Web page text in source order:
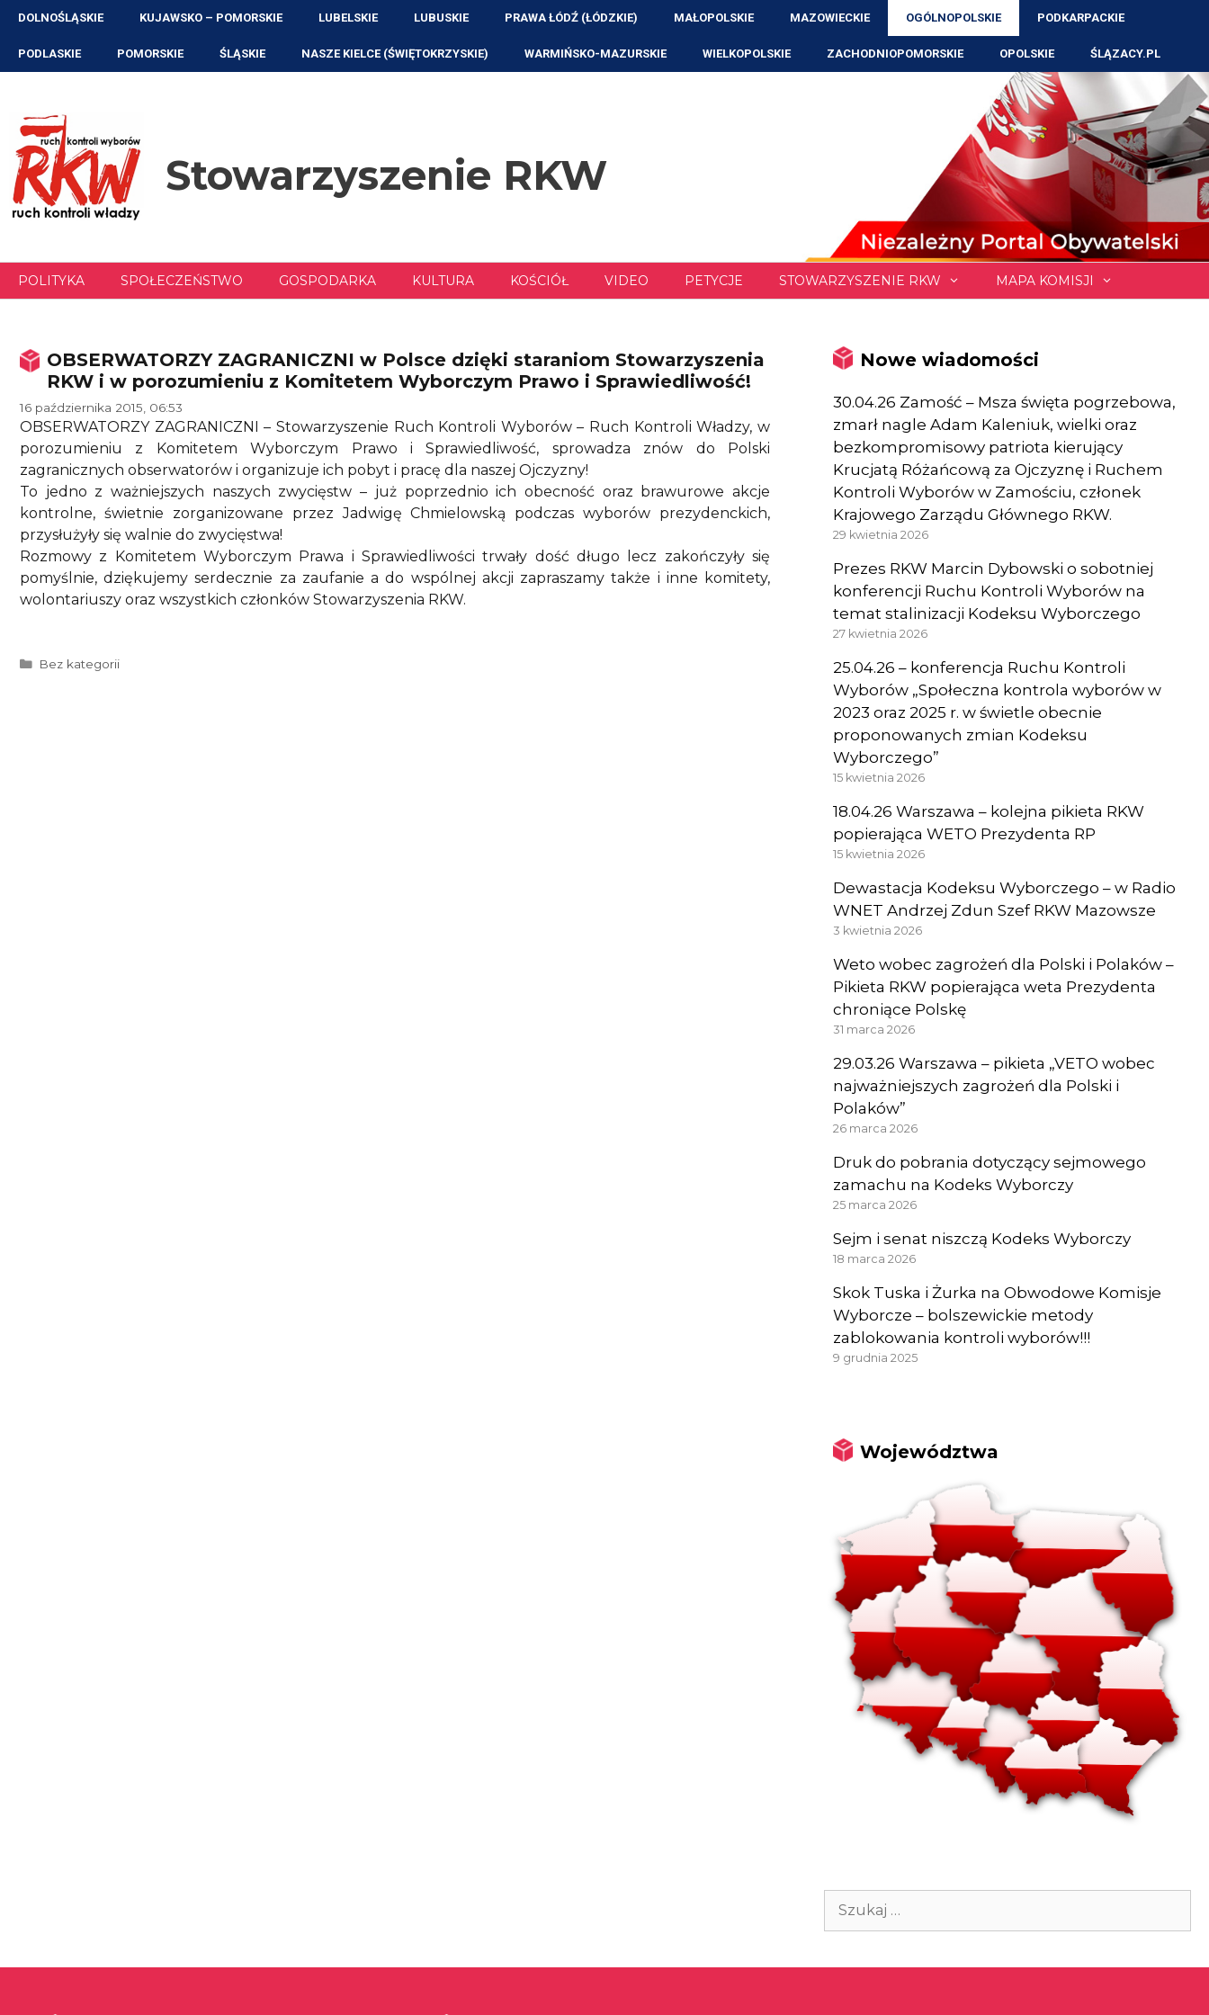
Przejdź
treści
DOLNOŚLĄSKIE KUJAWSKO – POMORSKIE LUBELSKIE LUBUSKIE PRAWA ŁÓDŹ (ŁÓDZKIE) MAŁOPOLSKIE MAZOWIECKIE OGÓLNOPOLSKIE PODKARPACKIE
PODLASKIE POMORSKIE ŚLĄSKIE NASZE KIELCE (ŚWIĘTOKRZYSKIE) WARMIŃSKO-MAZURSKIE WIELKOPOLSKIE ZACHODNIOPOMORSKIE OPOLSKIE ŚLĄZACY.PL
Stowarzyszenie RKW
POLITYKA SPOŁECZEŃSTWO GOSPODARKA KULTURA KOŚCIÓŁ VIDEO PETYCJE STOWARZYSZENIE RKW MAPA KOMISJI
OBSERWATORZY ZAGRANICZNI w Polsce dzięki staraniom Stowarzyszenia
RKW i w porozumieniu z Komitetem Wyborczym Prawo i Sprawiedliwość!
16 października 2015, 06:53
OBSERWATORZY ZAGRANICZNI – Stowarzyszenie Ruch Kontroli Wyborów – Ruch Kontroli Władzy, w
porozumieniu z Komitetem Wyborczym Prawo i Sprawiedliwość, sprowadza znów do Polski
zagranicznych obserwatorów i organizuje ich pobyt i pracę dla naszej Ojczyzny!
To jedno z ważniejszych naszych zwycięstw – już poprzednio ich obecność oraz brawurowe akcje
kontrolne, świetnie zorganizowane przez Jadwigę Chmielowską podczas wyborów prezydenckich,
przysłużyły się walnie do zwycięstwa!
Rozmowy z Komitetem Wyborczym Prawa i Sprawiedliwości trwały dość długo lecz zakończyły się
pomyślnie, dziękujemy serdecznie za zaufanie a do wspólnej akcji zapraszamy także i inne komitety,
wolontariuszy oraz wszystkich członków Stowarzyszenia RKW.
Kategorie
Bez kategorii
Nowe wiadomości
30.04.26 Zamość – Msza święta pogrzebowa,
zmarł nagle Adam Kaleniuk, wielki oraz
bezkompromisowy patriota kierujący
Krucjatą Różańcową za Ojczyznę i Ruchem
Kontroli Wyborów w Zamościu, członek
Krajowego Zarządu Głównego RKW.
29 kwietnia 2026
Prezes RKW Marcin Dybowski o sobotniej
konferencji Ruchu Kontroli Wyborów na
temat stalinizacji Kodeksu Wyborczego
27 kwietnia 2026
25.04.26 – konferencja Ruchu Kontroli
Wyborów „Społeczna kontrola wyborów w
2023 oraz 2025 r. w świetle obecnie
proponowanych zmian Kodeksu
Wyborczego”
15 kwietnia 2026
18.04.26 Warszawa – kolejna pikieta RKW
popierająca WETO Prezydenta RP
15 kwietnia 2026
Dewastacja Kodeksu Wyborczego – w Radio
WNET Andrzej Zdun Szef RKW Mazowsze
3 kwietnia 2026
Weto wobec zagrożeń dla Polski i Polaków –
Pikieta RKW popierająca weta Prezydenta
chroniące Polskę
31 marca 2026
29.03.26 Warszawa – pikieta „VETO wobec
najważniejszych zagrożeń dla Polski i
Polaków”
26 marca 2026
Druk do pobrania dotyczący sejmowego
zamachu na Kodeks Wyborczy
25 marca 2026
Sejm i senat niszczą Kodeks Wyborczy
18 marca 2026
Skok Tuska i Żurka na Obwodowe Komisje
Wyborcze – bolszewickie metody
zablokowania kontroli wyborów!!!
9 grudnia 2025
Województwa
Szukaj: